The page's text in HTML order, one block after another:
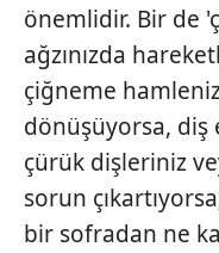
önemlidir. Bir de
ağzınızda
çiğneme
dönüşüyorsa, diş
çürük dişleriniz
sorun
bir sofradan ne